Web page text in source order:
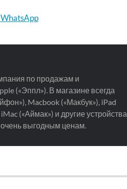
по продажам и
(«Эппл»). В магазине всегда
Macbook («Макбук»), iPad
(«Аймак») и другие устройства
выгодным ценам.